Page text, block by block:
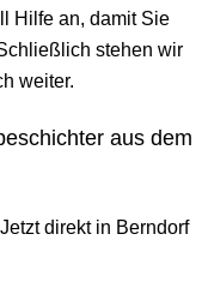
Hilfe an, damit Sie
stehen wir
weiter.
aus dem
direkt in Berndorf